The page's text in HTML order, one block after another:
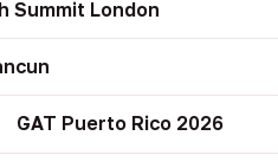
Summit London
GAT Puerto Rico 2026